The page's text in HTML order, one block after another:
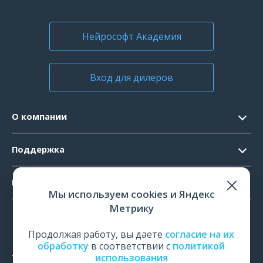
Нейрософт Академия
Вход для дилеров
О компании
Официальные документы
Поддержка
Системные требования
Поверка и калибровка
Продукты
ЭМГ
ИОМ
Мы используем cookies и Яндекс
Метрику
Продолжая работу, вы даете согласие на их
обработку в соответствии с политикой
использования